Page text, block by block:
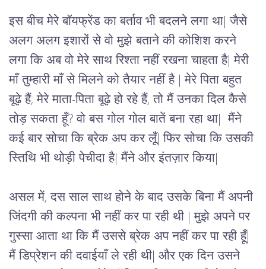
इस बीच मेरे बॉयफ्रेंड का बर्ताव भी बदलने लगा था| जैसे
अलग अलग इशारों से वो मुझे बताने की कोशिश करने
लगा कि अब वो मेरे साथ रिश्ता नहीं रखना चाहता है| मेरी
माँ तुम्हारी माँ से मिलने को तैयार नहीं है | मेरे पिता बहुत
बूढ़े हैं, मेरे माता-पिता बूढ़े हो रहे हैं, तो मैं उनका दिल कैसे
तोड़ सकता हूँ? वो बस गोल गोल बातें बना रहा था|  मैंने
कई बार सोचा कि ब्रेक अप कर लूँ| फिर सोचा कि उसकी
स्तिथि भी थोड़ी पेचीदा है| मैंने और इंतज़ार किया|
असल में, दस साल साथ होने के बाद उसके बिना मैं अपनी
जिंदगी की कल्पना भी नहीं कर पा रही थी | मुझे अपने पर
गुस्सा आता था कि मैं उससे ब्रेक अप नहीं कर पा रही हूँ|
मैं डिप्रेशन की दवाईयाँ ले रही थी| और एक दिन उसने